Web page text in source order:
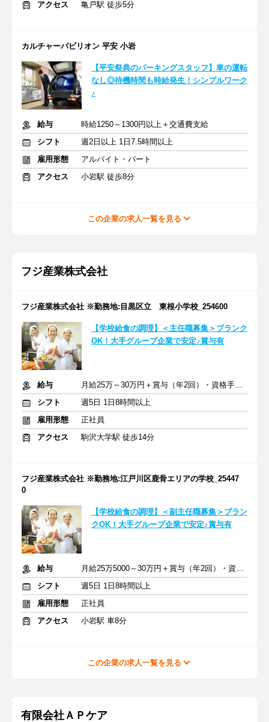
アクセス 亀戸駅 徒歩5分
カルチャーパビリオン 平安 小岩
【平安祭典のパーキングスタッフ】車の運転
なし◎待機時間も時給発生！シンプルワーク
♪
給与
時給1250～1300円以上＋交通費支給
シフト
週2日以上 1日7.5時間以上
雇用形態
アルバイト・パート
アクセス
小岩駅 徒歩8分
この企業の求人一覧を見る
フジ産業株式会社
フジ産業株式会社 ※勤務地:目黒区立 東根小学校_254600
【学校給食の調理】＜主任職募集＞ブランク
OK！大手グループ企業で安定♪賞与有
給与
月給25万～30万円＋賞与（年2回）・資格手当・交通費
シフト
週5日 1日8時間以上
雇用形態
正社員
アクセス
駒沢大学駅 徒歩14分
フジ産業株式会社 ※勤務地:江戸川区鹿骨エリアの学校_25447
0
【学校給食の調理】＜副主任職募集＞ブラン
クOK！大手グループ企業で安定♪賞与有
給与
月給25万5000～30万円＋賞与（年2回）・資格手当・交通費
シフト
週5日 1日8時間以上
雇用形態
正社員
アクセス
小岩駅 車8分
この企業の求人一覧を見る
有限会社ＡＰケア